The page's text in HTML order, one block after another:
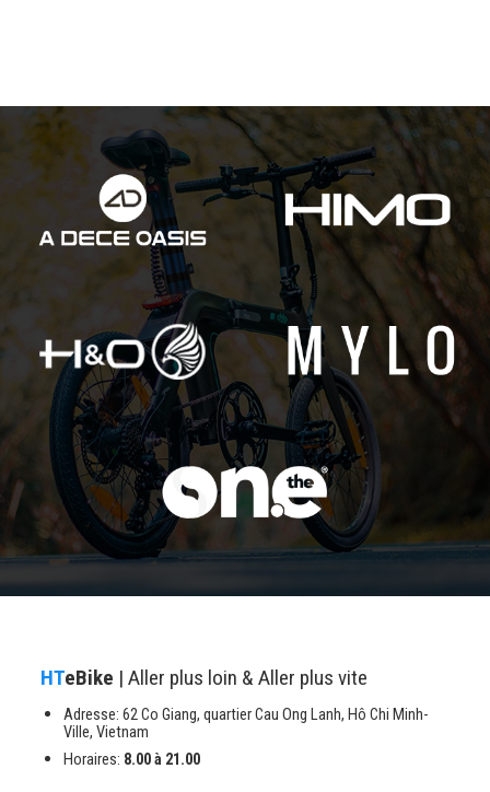
HTeBike | Aller plus loin & Aller plus vite
Adresse: 62 Co Giang, quartier Cau Ong Lanh, Hô Chi Minh-
Ville, Vietnam
Horaires: 8.00 à 21.00